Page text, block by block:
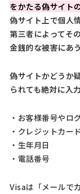
をかたる偽サイト
偽サイト上で個人
第三者によってそ
金銭的な被害にあ
偽サイトかどうか
られても絶対に入
・お客様番号やロ
・クレジットカー
・生年月日
・電話番号
Visaは「メールで